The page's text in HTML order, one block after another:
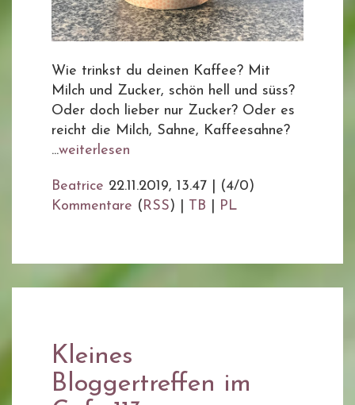
Wie trinkst du deinen Kaffee? Mit
Milch und Zucker, schön hell und süss?
Oder doch lieber nur Zucker? Oder es
reicht die Milch, Sahne, Kaffeesahne?
...weiterlesen
Beatrice 22.11.2019, 13.47
(4/0)
Kommentare (RSS) | TB PL
Kleines
Bloggertreffen im